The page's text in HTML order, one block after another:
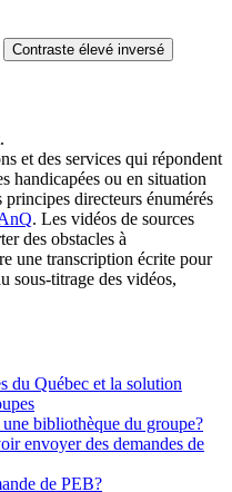
Contraste élevé inversé
et des services qui répondent
handicapées ou en situation
directeurs énumérés
. Les vidéos de sources
des obstacles à
une transcription écrite pour
sous-titrage des vidéos,
du Québec et la solution
bibliothèque du groupe?
envoyer des demandes de
de PEB?